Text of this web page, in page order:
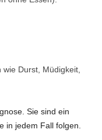
wie Durst, Müdigkeit,
Sie sind ein
in jedem Fall folgen.